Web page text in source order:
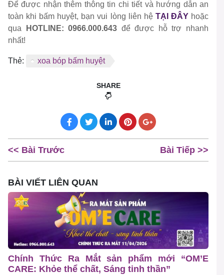
Để được nhận thêm thông tin chi tiết và hướng dẫn an
toàn khi bấm huyệt, bạn vui lòng liên hệ TẠI ĐÂYhoặc
qua
HOTLINE: 0966.000.643 để được hỗ trợ nhanh
nhất!
Thẻ: xoa bóp bấm huyệt
SHARE
<< Bài Trước Bài Tiếp >>
BÀI VIẾT LIÊN QUAN
Chính Thức Ra Mắt sản phẩm mới “OM’E
CARE: Khỏe thể chất, Sáng tinh thần”